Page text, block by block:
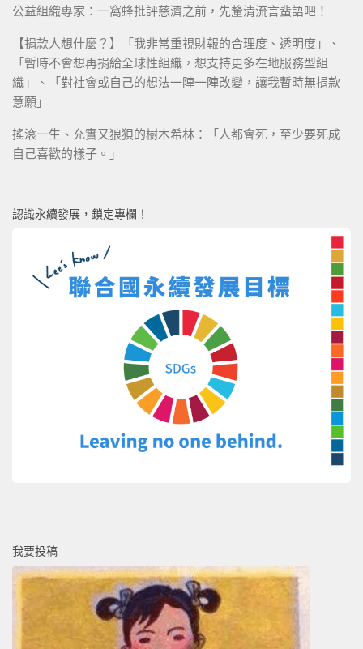
公益組織專家：一窩蜂批評慈濟之前，先釐清流言蜚語吧！
【捐款人想什麼？】「我非常重視財報的合理度、透明度」、
「暫時不會想再捐給全球性組織，想支持更多在地服務型組
織」、「對社會或自己的想法一陣一陣改變，讓我暫時無捐款
意願」
搖滾一生、充實又狼狽的樹木希林：「人都會死，至少要死成
自己喜歡的樣子。」
認識永續發展，鎖定專欄！
我要投稿